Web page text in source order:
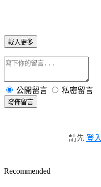
載入更多
公開留言 私密留言
發佈留言
請先 登入
Recommended